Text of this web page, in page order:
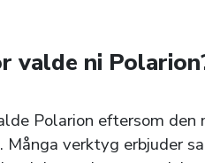
valde ni
Polarion eftersom
Många verktyg erbjuder